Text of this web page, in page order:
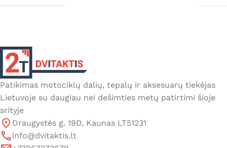
Patikimas motociklų dalių, tepalų ir aksesuarų tiekėjas
Lietuvoje su daugiau nei dešimties metų patirtimi šioje
srityje
Draugystės g. 19D, Kaunas LT51231
info@dvitaktis.lt